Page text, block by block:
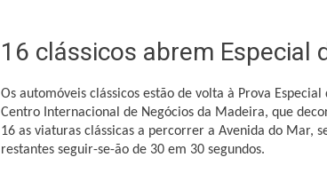
16 clássicos abrem Especial
Os automóveis clássicos estão de volta à Prova
Centro Internacional de Negócios da Madeira, que
16 as viaturas clássicas a percorrer a Avenida do Mar,
restantes seguir-se-ão de 30 em 30 segundos.